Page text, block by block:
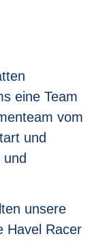
eine Team
vom
und
unsere
Havel Racer